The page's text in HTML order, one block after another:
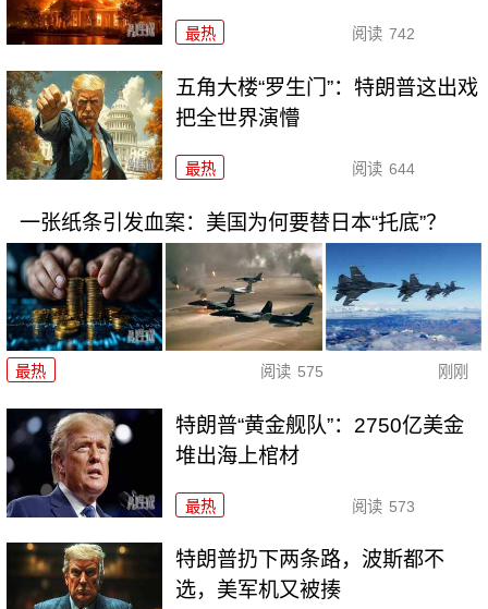
最热 阅读 742
五角大楼“罗生门”：特朗普这出戏
把全世界演懵
最热 阅读 644
一张纸条引发血案：美国为何要替日本“托底”？
最热 阅读 575 刚刚
特朗普“黄金舰队”：2750亿美金
堆出海上棺材
最热 阅读 573
特朗普扔下两条路，波斯都不
选，美军机又被揍